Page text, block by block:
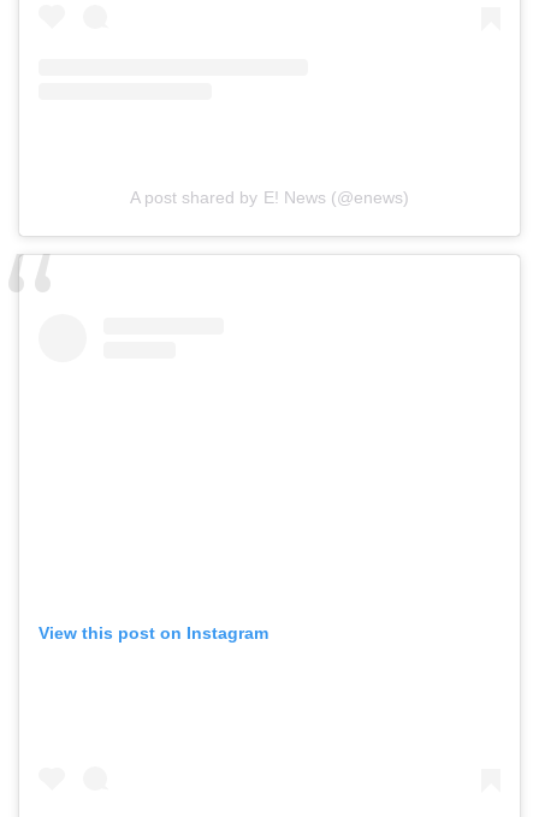
A post shared by E! News (@enews)
View this post on Instagram